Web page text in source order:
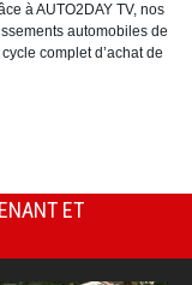
à AUTO2DAY TV, nos
automobiles de
complet d’achat de
ET